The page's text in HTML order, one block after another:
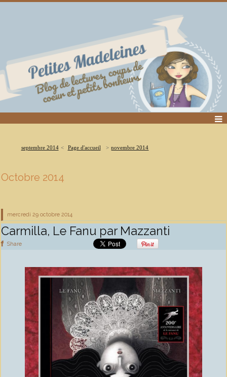
septembre 2014 Page d'accueil novembre 2014
Octobre 2014
mercredi 29 octobre 2014
Carmilla, Le Fanu par Mazzanti
Share